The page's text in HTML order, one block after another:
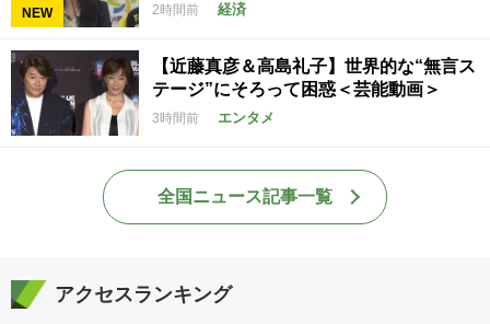
NEW 2時間前 経済
【近藤真彦＆高島礼子】世界的な“無言ス
テージ”にそろって困惑＜芸能動画＞
3時間前 エンタメ
全国ニュース記事一覧
アクセスランキング